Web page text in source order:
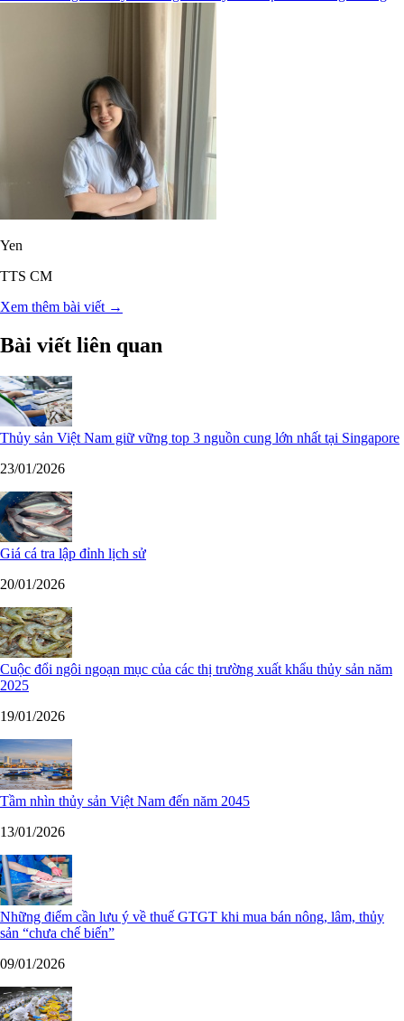
Yen
TTS CM
Xem thêm bài viết →
Bài viết liên quan
Thủy sản Việt Nam giữ vững top 3 nguồn cung lớn nhất tại Singapore
23/01/2026
Giá cá tra lập đỉnh lịch sử
20/01/2026
Cuộc đổi ngôi ngoạn mục của các thị trường xuất khẩu thủy sản năm
2025
19/01/2026
Tầm nhìn thủy sản Việt Nam đến năm 2045
13/01/2026
Những điểm cần lưu ý về thuế GTGT khi mua bán nông, lâm, thủy
sản “chưa chế biến”
09/01/2026